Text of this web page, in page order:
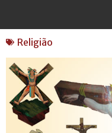
Religião